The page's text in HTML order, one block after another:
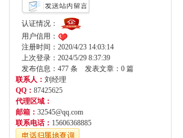
认证情况：
用户信用：
注册时间：2020/4/23 14:03:14
上次登录：2024/5/29 8:37:39
发布信息：477 条 发表文章：0 篇
联系人： 刘经理
QQ： 87425625
代理区域：
邮箱： 32545@qq.com
联系电话： 15606368885